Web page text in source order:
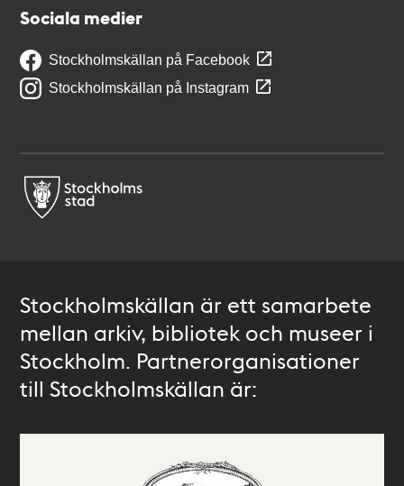
Sociala medier
Stockholmskällan på Facebook
Stockholmskällan på Instagram
Stockholmskällan är ett samarbete
mellan arkiv, bibliotek och museer i
Stockholm. Partnerorganisationer
till Stockholmskällan är: